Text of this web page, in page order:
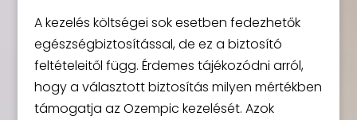
A kezelés költségei sok esetben fedezhetők
egészségbiztosítással, de ez a biztosító
feltételeitől függ. Érdemes tájékozódni arról,
hogy a választott biztosítás milyen mértékben
támogatja az Ozempic kezelését. Azok